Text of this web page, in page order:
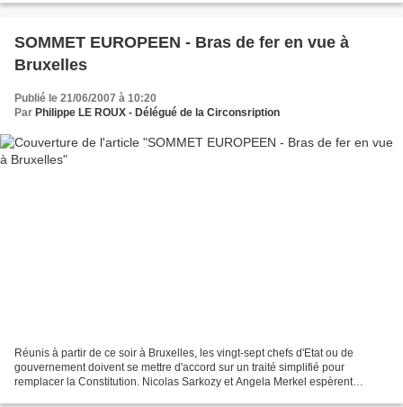
SOMMET EUROPEEN - Bras de fer en vue à
Bruxelles
Publié le 21/06/2007 à 10:20
Par Philippe LE ROUX - Délégué de la Circonsription
Réunis à partir de ce soir à Bruxelles, les vingt-sept chefs d'Etat ou de
gouvernement doivent se mettre d'accord sur un traité simplifié pour
remplacer la Constitution. Nicolas Sarkozy et Angela Merkel espèrent